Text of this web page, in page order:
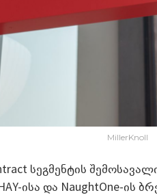
MillerKnoll
სეგმენტის
ისა და NaughtOne-ის